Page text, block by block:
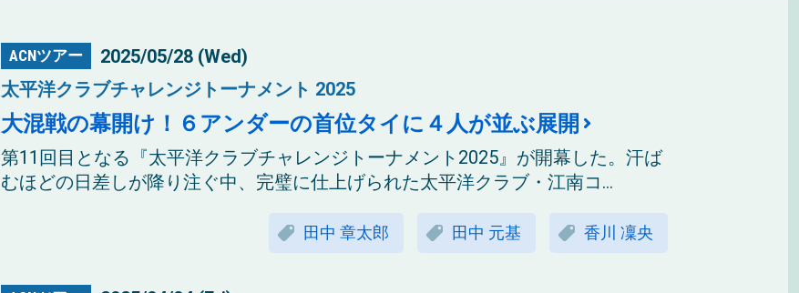
ACNツアー
2025/05/28 (Wed)
太平洋クラブチャレンジトーナメント 2025
大混戦の幕開け！６アンダーの首位タイに４人が並ぶ展開
第11回目となる『太平洋クラブチャレンジトーナメント2025』が開幕した。汗ば
むほどの日差しが降り注ぐ中、完璧に仕上げられた太平洋クラブ・江南コ...
田中 章太郎 田中 元基 香川 凜央